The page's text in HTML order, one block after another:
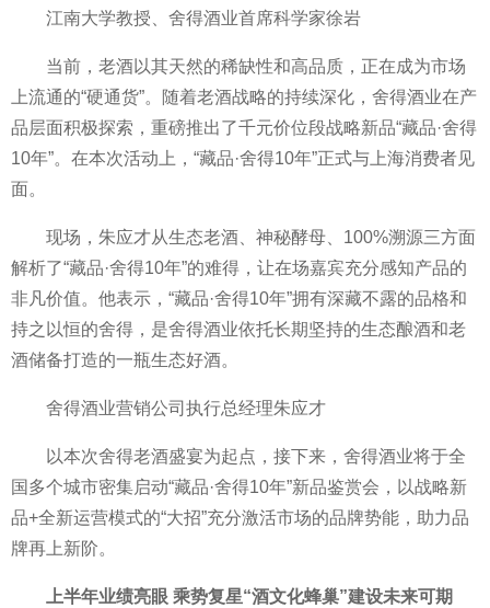
江南大学教授、舍得酒业首席科学家徐岩
当前，老酒以其天然的稀缺性和高品质，正在成为市场
上流通的“硬通货”。随着老酒战略的持续深化，舍得酒业在产
品层面积极探索，重磅推出了千元价位段战略新品“藏品·舍得
10年”。在本次活动上，“藏品·舍得10年”正式与上海消费者见
面。
现场，朱应才从生态老酒、神秘酵母、100%溯源三方面
解析了“藏品·舍得10年”的难得，让在场嘉宾充分感知产品的
非凡价值。他表示，“藏品·舍得10年”拥有深藏不露的品格和
持之以恒的舍得，是舍得酒业依托长期坚持的生态酿酒和老
酒储备打造的一瓶生态好酒。
舍得酒业营销公司执行总经理朱应才
以本次舍得老酒盛宴为起点，接下来，舍得酒业将于全
国多个城市密集启动“藏品·舍得10年”新品鉴赏会，以战略新
品+全新运营模式的“大招”充分激活市场的品牌势能，助力品
牌再上新阶。
上半年业绩亮眼 乘势复星“酒文化蜂巢”建设未来可期